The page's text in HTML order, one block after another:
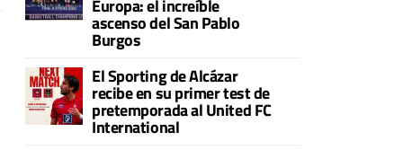
Europa: el increíble
ascenso del San Pablo
Burgos
El Sporting de Alcázar
recibe en su primer test de
pretemporada al United FC
International